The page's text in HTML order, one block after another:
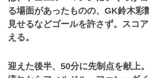
る場面があったものの、GK鈴木彩
見せるなどゴールを許さず。スコ
える。
迎えた後半、50分に先制点を献上